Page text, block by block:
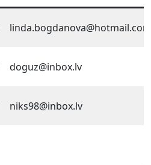
linda.bogdanova@hotmail.com
doguz@inbox.lv
niks98@inbox.lv